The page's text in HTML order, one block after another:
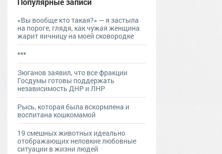
«Вы вообще кто такая?» — я застыла
на пороге, глядя, как чужая женщина
жарит яичницу на моей сковородке
***
Зюганов заявил, что все фракции
Госдумы готовы поддержать
независимость ДНР и ЛНР
Рысь, которая была вскормлена и
воспитана кошкомамой
19 смешных животных идеально
отображающих неловкие любовные
ситуации в жизни людей